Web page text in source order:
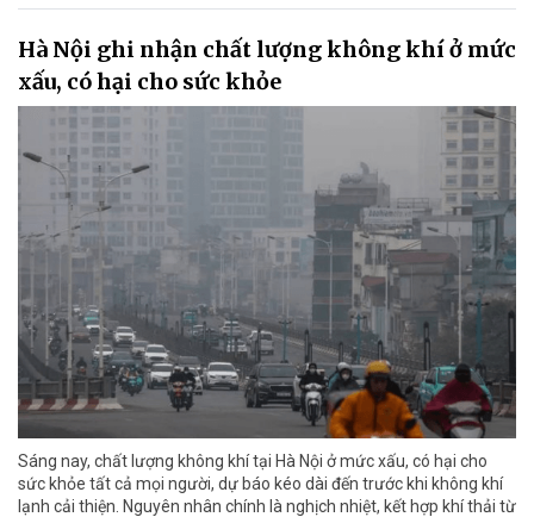
Hà Nội ghi nhận chất lượng không khí ở mức
xấu, có hại cho sức khỏe
Sáng nay, chất lượng không khí tại Hà Nội ở mức xấu, có hại cho
sức khỏe tất cả mọi người, dự báo kéo dài đến trước khi không khí
lạnh cải thiện. Nguyên nhân chính là nghịch nhiệt, kết hợp khí thải từ